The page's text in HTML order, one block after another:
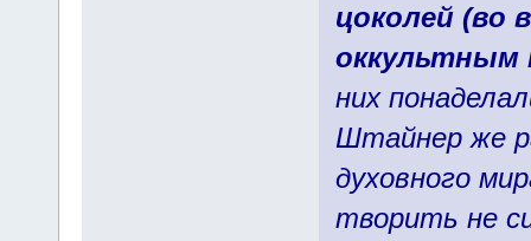
цоколей (во
оккультным
них
Штайнер же
духовного
творить не